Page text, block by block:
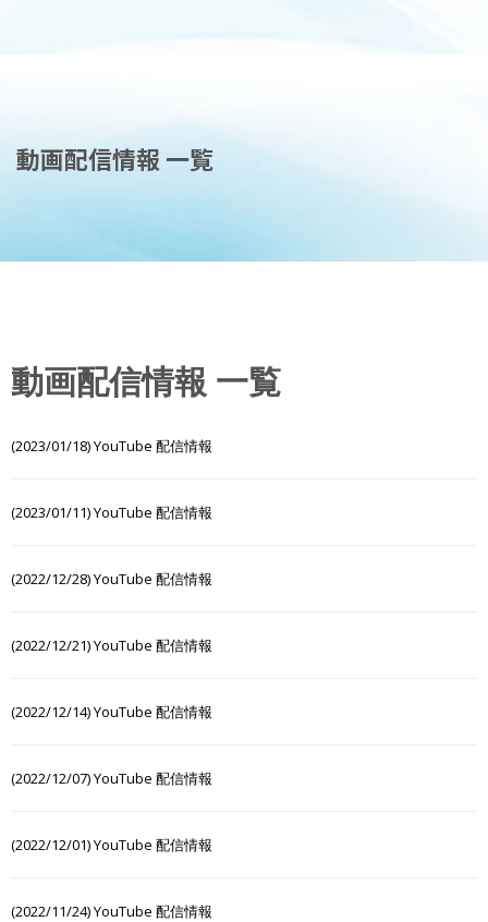
動画配信情報 一覧
動画配信情報 一覧
(2023/01/18) YouTube 配信情報
(2023/01/11) YouTube 配信情報
(2022/12/28) YouTube 配信情報
(2022/12/21) YouTube 配信情報
(2022/12/14) YouTube 配信情報
(2022/12/07) YouTube 配信情報
(2022/12/01) YouTube 配信情報
(2022/11/24) YouTube 配信情報